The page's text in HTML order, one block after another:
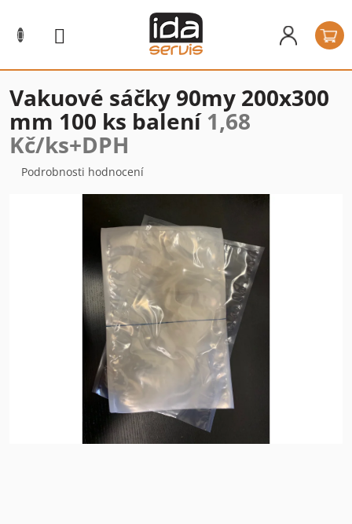
obsah
Vakuové sáčky 90my 200x300
mm 100 ks balení 1,68
Kč/ks+DPH
Průměrné
Podrobnosti hodnocení